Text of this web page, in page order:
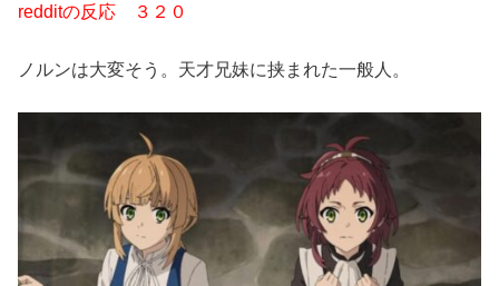
redditの反応 ３２０
ノルンは大変そう。天才兄妹に挟まれた一般人。